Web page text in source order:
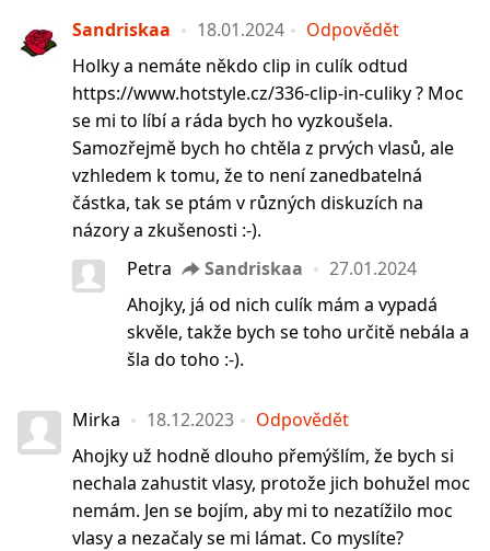
Sandriskaa 18.01.2024
Odpovědět
Holky a nemáte někdo clip in culík odtud
https://www.hotstyle.cz/336-clip-in-culiky ? Moc
se mi to líbí a ráda bych ho vyzkoušela.
Samozřejmě bych ho chtěla z prvých vlasů, ale
vzhledem k tomu, že to není zanedbatelná
částka, tak se ptám v různých diskuzích na
názory a zkušenosti :-).
Petra
Sandriskaa
27.01.2024
Ahojky, já od nich culík mám a vypadá
skvěle, takže bych se toho určitě nebála a
šla do toho :-).
Mirka 18.12.2023
Odpovědět
Ahojky už hodně dlouho přemýšlím, že bych si
nechala zahustit vlasy, protože jich bohužel moc
nemám. Jen se bojím, aby mi to nezatížilo moc
vlasy a nezačaly se mi lámat. Co myslíte?